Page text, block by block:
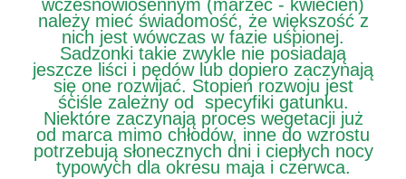
wczesnowiosennym (marzec - kwiecień)
należy mieć świadomość, że większość z
nich jest wówczas w fazie uśpionej.
Sadzonki takie zwykle nie posiadają
jeszcze liści i pędów lub dopiero zaczynają
się one rozwijać. Stopień rozwoju jest
ściśle zależny od specyfiki gatunku.
Niektóre zaczynają proces wegetacji już
od marca mimo chłodów, inne do wzrostu
potrzebują słonecznych dni i ciepłych nocy
typowych dla okresu maja i czerwca.